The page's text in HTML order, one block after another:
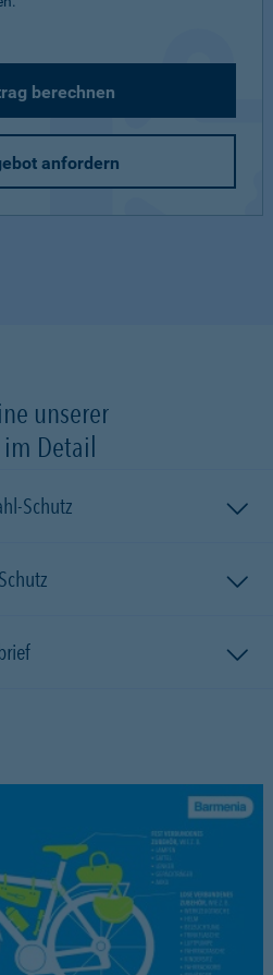
berechnen
anfordern
unserer
im Detail
Schutz